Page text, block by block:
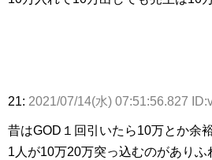
21: 2021/07/14(水) 07:51:56.827
昔はGOD１回引いたら10万とか余
1人が10万20万突っ込むのがありふ